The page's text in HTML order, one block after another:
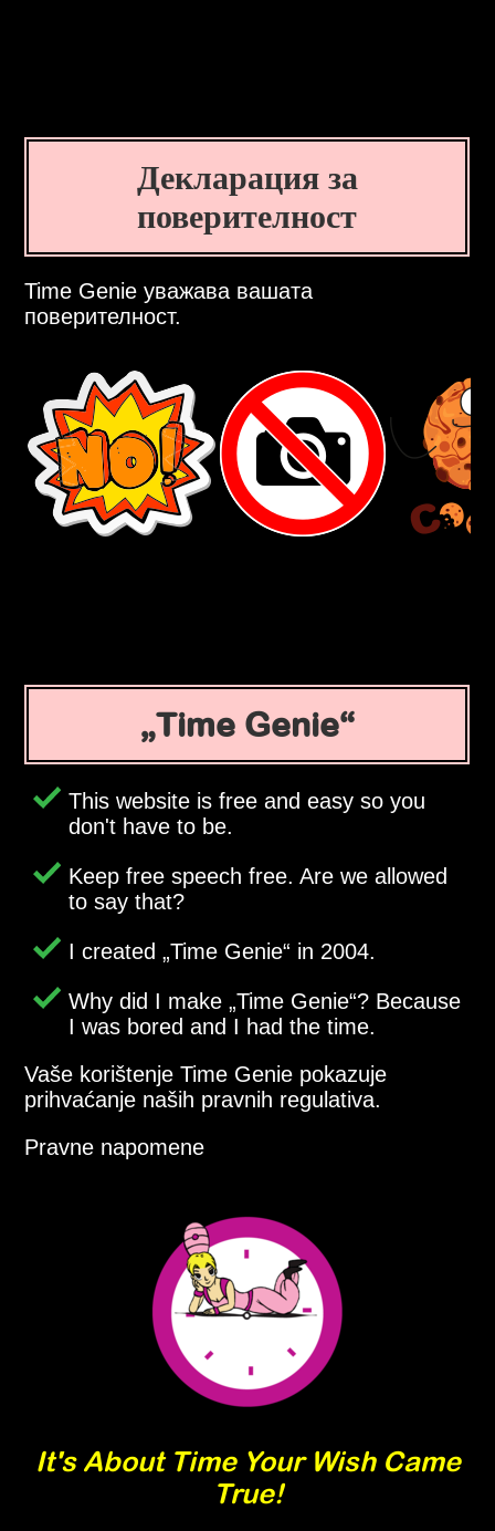
Декларация за
поверителност
Time Genie уважава вашата
поверителност.
Time Genie
This website is free and easy so you
don't have to be.
Keep free speech free. Are we allowed
to say that?
I created Time Genie in 2004.
Why did I make Time Genie ? Because
I was bored and I had the time.
Vaše korištenje Time Genie pokazuje
prihvaćanje naših pravnih regulativa.
Pravne napomene
It's About Time Your Wish Came
True!